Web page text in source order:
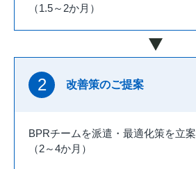
（1.5～2か月）
2 改善策のご提案
BPRチームを派遣・最適化策を立案
（2～4か月）